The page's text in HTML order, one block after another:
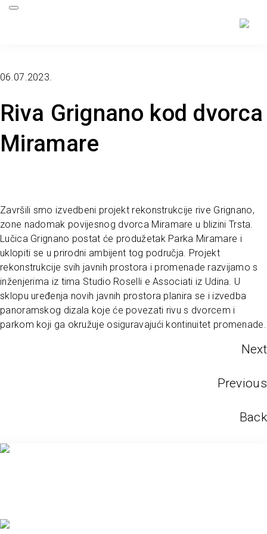
Riva Grignano kod dvorca
Miramare
06.07.2023.
Završili smo izvedbeni projekt rekonstrukcije rive Grignano,
zone nadomak povijesnog dvorca Miramare u blizini Trsta.
Lučica Grignano postat će produžetak Parka Miramare i
uklopiti se u prirodni ambijent tog područja. Projekt
rekonstrukcije svih javnih prostora i promenade razvijamo s
inženjerima iz tima Studio Roselli e Associati iz Udina. U
sklopu uređenja novih javnih prostora planira se i izvedba
panoramskog dizala koje će povezati rivu s dvorcem i
parkom koji ga okružuje osiguravajući kontinuitet promenade.
Next
Previous
Back